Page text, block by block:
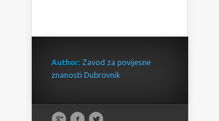
Author: Zavod za povijesne
znanosti Dubrovnik